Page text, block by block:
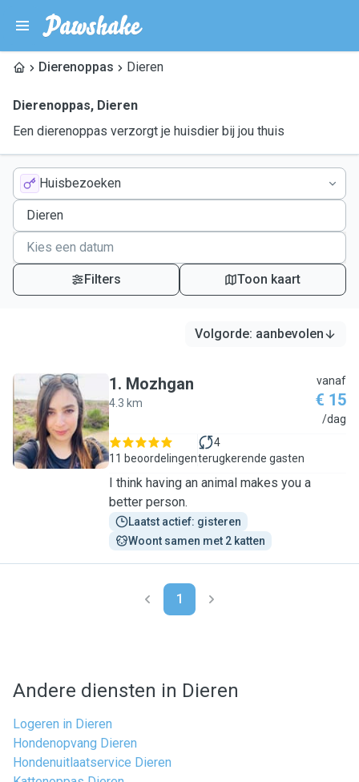
Dierenoppas Dieren
Dierenoppas, Dieren
Een dierenoppas verzorgt je huisdier bij jou thuis
Huisbezoeken
Filters Toon kaart
Volgorde: aanbevolen
M
1. Mozhgan
4.3 km
vanaf
€ 15
/dag
11 beoordelingen
4
terugkerende gasten
I think having an animal makes you a
better person.
Laatst actief: gisteren
Woont samen met 2 katten
1
Andere diensten in Dieren
Logeren in Dieren
Hondenopvang Dieren
Hondenuitlaatservice Dieren